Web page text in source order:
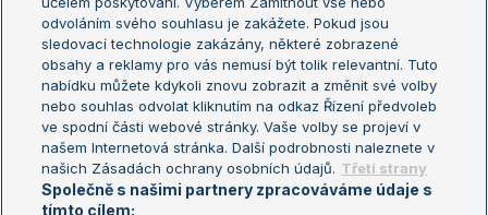
Turnaj mistrů
Turnaj mistryň
Aktualní trendy
Fotbalové přestupy
Livesport Daily
LS Prague Open
odvoláním svého souhlasu je zakážete. Pokud jsou
sledovací technologie zakázány, některé zobrazené
obsahy a reklamy pro vás nemusí být tolik relevantní. Tuto
nabídku můžete kdykoli znovu zobrazit a změnit své volby
nebo souhlas odvolat kliknutím na odkaz Řízení předvoleb
ve spodní části webové stránky. Vaše volby se projeví v
našem Internetová stránka. Další podrobnosti naleznete v
našich Zásadách ochrany osobních údajů. Třetí strany
Společně s našimi partnery zpracováváme údaje s
tímto cílem: